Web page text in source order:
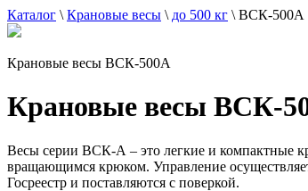
Каталог \ Крановые весы \ до 500 кг \ ВСК-500А
Крановые весы ВСК-500А
Крановые весы ВСК-
Весы серии ВСК-А – это легкие и компактные
вращающимся крюком. Управление
Госреестр и поставляются с поверкой.